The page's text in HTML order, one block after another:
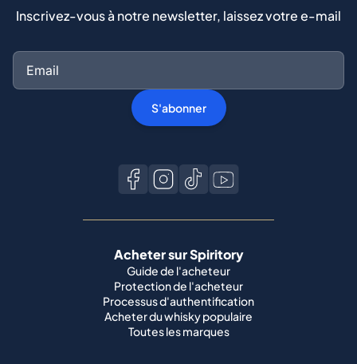
Inscrivez-vous à notre newsletter, laissez votre e-mail
S'abonner
Acheter sur Spiritory
Guide de l'acheteur
Protection de l'acheteur
Processus d'authentification
Acheter du whisky populaire
Toutes les marques